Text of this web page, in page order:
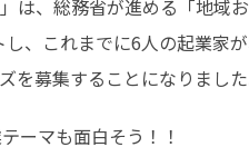
」は、総務省が進める「地
、これまでに6人の起業家
を募集することになりました
ーマも面白そう！！